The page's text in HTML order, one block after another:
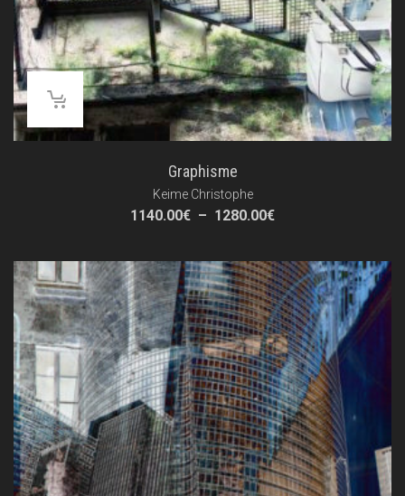
Graphisme
Keime Christophe
1140.00€ – 1280.00€Plage
1140.00€
à
1280.00€